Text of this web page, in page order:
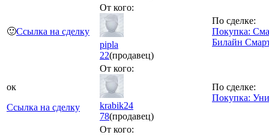
🙂Ссылка на сделку
От кого:
pipla
22(продавец)
По сделке:
Покупка:
Билайн
ок
Ссылка на сделку
От кого:
krabik24
78(продавец)
По сделке:
Покупка:
От кого: